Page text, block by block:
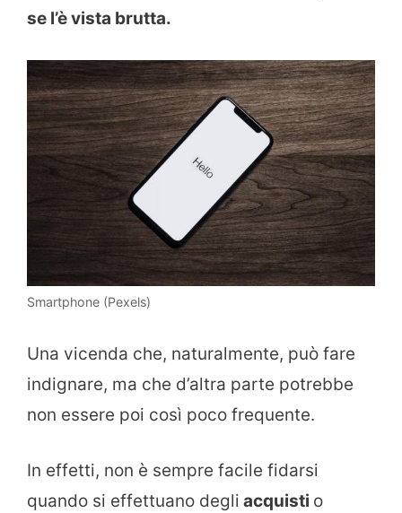
se l’è vista brutta.
Smartphone (Pexels)
Una vicenda che, naturalmente, può fare
indignare, ma che d’altra parte potrebbe
non essere poi così poco frequente.
In effetti, non è sempre facile fidarsi
quando si effettuano degli acquisti o